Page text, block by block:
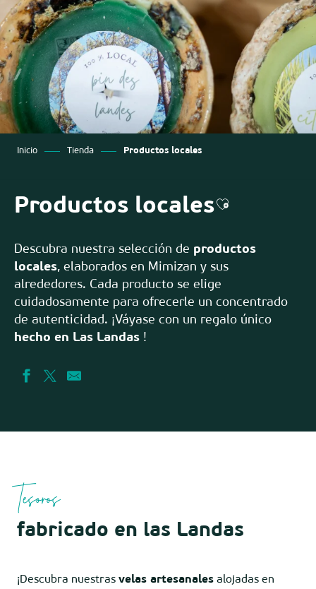
Inicio Tienda Productos locales
Productos localesAjouter aux
Descubra nuestra selección de productos
locales, elaborados en Mimizan y sus
alrededores. Cada producto se elige
cuidadosamente para ofrecerle un concentrado
de autenticidad. ¡Váyase con un regalo único
hecho en Las Landas !
Tesoros
fabricado en las Landas
¡Descubra nuestras velas artesanales alojadas en